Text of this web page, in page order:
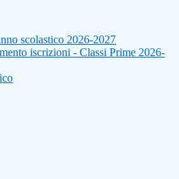
scolastico 2026-2027
iscrizioni - Classi Prime 2026-